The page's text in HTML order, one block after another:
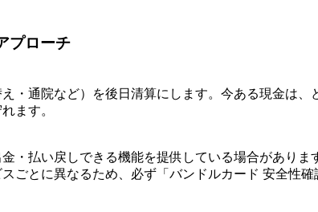
プローチ
・通院など）を後日清算にします。今ある現金は
ます。
・払い戻しできる機能を提供している場合があり
ごとに異なるため、必ず「バンドルカード 安全性